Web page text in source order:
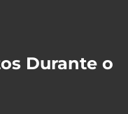
Durante o